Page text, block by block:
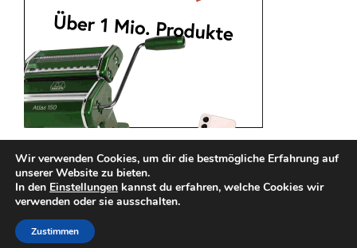
Copyright © 2026
Wir verwenden Cookies, um dir die bestmögliche Erfahrung auf
unserer Website zu bieten.
In den Einstellungen kannst du erfahren, welche Cookies wir
verwenden oder sie ausschalten.
Zustimmen